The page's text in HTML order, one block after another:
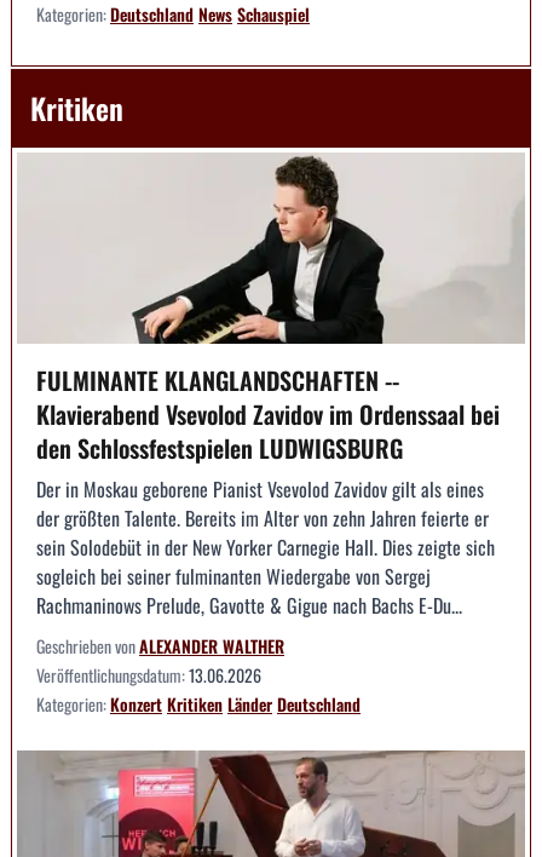
Kategorien:DeutschlandNewsSchauspiel
Kritiken
FULMINANTE KLANGLANDSCHAFTEN --
Klavierabend Vsevolod Zavidov im Ordenssaal bei
den Schlossfestspielen LUDWIGSBURG
Der in Moskau geborene Pianist Vsevolod Zavidov gilt als eines
der größten Talente. Bereits im Alter von zehn Jahren feierte er
sein Solodebüt in der New Yorker Carnegie Hall. Dies zeigte sich
sogleich bei seiner fulminanten Wiedergabe von Sergej
Rachmaninows Prelude, Gavotte & Gigue nach Bachs E-Du...
Geschrieben vonALEXANDER WALTHER
Veröffentlichungsdatum:13.06.2026
Kategorien:KonzertKritikenLänderDeutschland